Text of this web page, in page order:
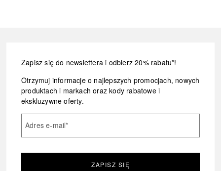
Zapisz się do newslettera i odbierz 20% rabatu*!
Otrzymuj informacje o najlepszych promocjach, nowych
produktach i markach oraz kody rabatowe i
ekskluzywne oferty.
Adres e-mail*
ZAPISZ SIĘ